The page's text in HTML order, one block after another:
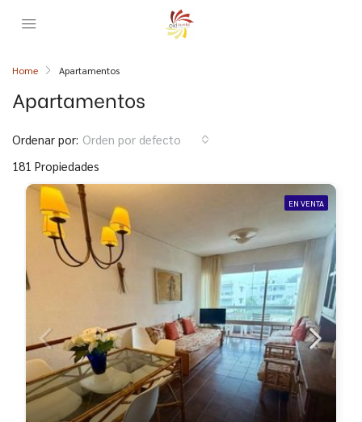
Home Apartamentos
Apartamentos
181 Propiedades
Ordenar por: Orden por defecto
EN VENTA